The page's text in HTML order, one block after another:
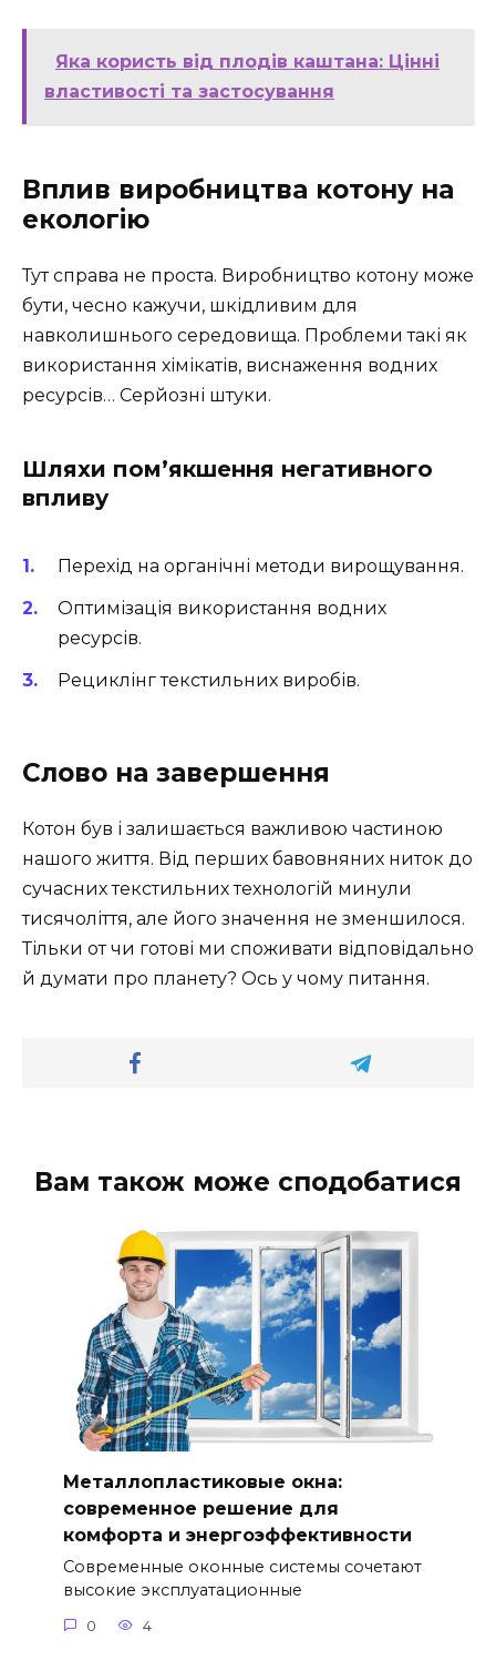
Яка користь від плодів каштана: Цінні
властивості та застосування
Вплив виробництва котону на
екологію
Тут справа не проста. Виробництво котону може
бути, чесно кажучи, шкідливим для
навколишнього середовища. Проблеми такі як
використання хімікатів, виснаження водних
ресурсів… Серйозні штуки.
Шляхи пом’якшення негативного
впливу
Перехід на органічні методи вирощування.
Оптимізація використання водних
ресурсів.
Рециклінг текстильних виробів.
Слово на завершення
Котон був і залишається важливою частиною
нашого життя. Від перших бавовняних ниток до
сучасних текстильних технологій минули
тисячоліття, але його значення не зменшилося.
Тільки от чи готові ми споживати відповідально
й думати про планету? Ось у чому питання.
Вам також може сподобатися
Металлопластиковые окна:
современное решение для
комфорта и энергоэффективности
Современные оконные системы сочетают
высокие эксплуатационные
0 4